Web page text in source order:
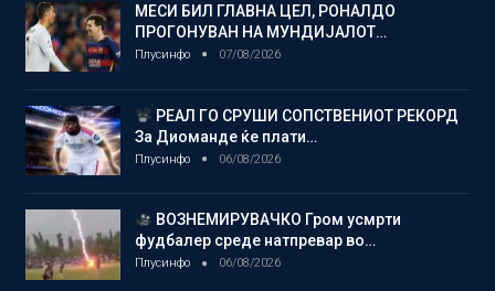
МЕСИ БИЛ ГЛАВНА ЦЕЛ, РОНАЛДО
ПРОГОНУВАН НА МУНДИЈАЛОТ…
Плусинфо 07/08/2026
РЕАЛ ГО СРУШИ СОПСТВЕНИОТ РЕКОРД
За Диоманде ќе плати…
Плусинфо 06/08/2026
ВОЗНЕМИРУВАЧКО Гром усмрти
фудбалер среде натпревар во…
Плусинфо 06/08/2026